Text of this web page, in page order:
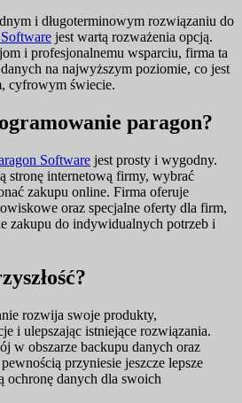
i długoterminowym rozwiązaniu do
jest wartą rozważenia opcją.
i profesjonalnemu wsparciu, firma ta
na najwyższym poziomie, co jest
cyfrowym świecie.
paragon?
Software jest prosty i wygodny.
stronę internetową firmy, wybrać
zakupu online. Firma oferuje
oraz specjalne oferty dla firm,
zakupu do indywidualnych potrzeb i
rozwija swoje produkty,
i ulepszając istniejące rozwiązania.
w obszarze backupu danych oraz
przyniesie jeszcze lepsze
ochronę danych dla swoich